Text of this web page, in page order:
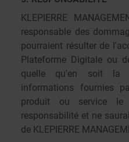
KLEPIERRE
responsable des
pourraient résulter de
Plateforme Digitale ou
quelle qu'en soit la
informations fournies
produit ou service
responsabilité et ne
de KLEPIERRE